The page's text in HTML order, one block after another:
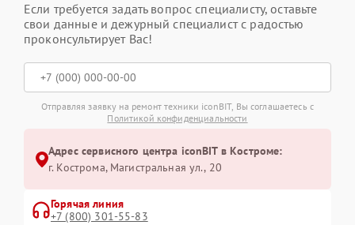
Если требуется задать вопрос специалисту, оставьте
свои данные и дежурный специалист с радостью
проконсультирует Вас!
Отправляя заявку на ремонт техники iconBIT, Вы соглашаетесь с
Политикой конфиденциальности
Адрес сервисного центра iconBIT в Костроме:
г. Кострома, Магистральная ул., 20
Горячая линия
+7 (800) 301-55-83